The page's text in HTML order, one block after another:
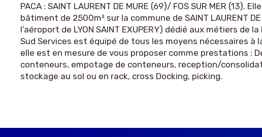
PACA : SAINT LAURENT DE MURE (69)/ FOS SUR MER (13).
bâtiment de 2500m² sur la commune de SAINT LAURENT
l’aéroport de LYON SAINT EXUPERY) dédié aux métiers de
Sud Services est équipé de tous les moyens nécessaires à
elle est en mesure de vous proposer comme prestations :
conteneurs, empotage de conteneurs, reception/
stockage au sol ou en rack, cross Docking, picking.